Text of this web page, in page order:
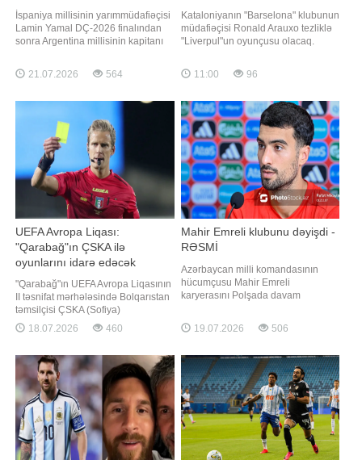
İspaniya millisinin yarımmüdafiəçisi
Lamin Yamal DÇ-2026 finalından
sonra Argentina millisinin kapitanı
tutan dialoqu açıqlayıb. "Qafqazinfo"
xarici KİV-ə istinadən xəbər verir ki,
istəyib. "Leo Messi mənim üçün ən
böyük futbolçudur
21.07.2026 564
Kataloniyanın "Barselona" klubunun
müdafiəçisi Ronald Arauxo tezliklə
"Liverpul"un oyunçusu olacaq.
insayder Fabritsio Romano öz
sosial şəbəkə hesablarında
məlumatına görə, tərəflər 27 yaşlı
uruqvaylı futbolçunun bir illi
11:00 96
UEFA Avropa Liqası:
"Qarabağ"ın ÇSKA ilə
oyunlarını idarə edəcək
hakimlər açıqlanıb
"Qarabağ"ın UEFA Avropa Liqasının
II təsnifat mərhələsində Bolqarıstan
təmsilçisi ÇSKA (Sofiya)
komandasına qarşı keçirəcəyi hər
iki oyunun hakim təyinatları
məlumatına görə, Bakıdakı matçı
italiyalı Daniele Çiffi idarə edəcək.
Ona həmyerliləri Ciovanni Baççin
18.07.2026 460
Mahir Emreli klubunu dəyişdi -
RƏSMİ
Azərbaycan milli komandasının
hücumçusu Mahir Emreli
karyerasını Polşada davam
futbolçu "Rakuv" klubuna transfer
olunub. Bu barədə Polşa təmsilçisi
məlumat yayıb:. "61 dəfə
Azərbaycan milli komandasının
formasını geyinmi
19.07.2026 506